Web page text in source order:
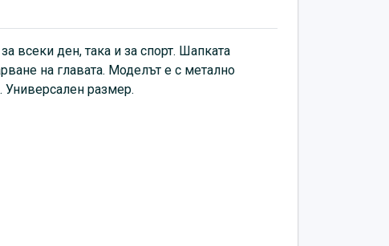
всеки ден, така и за спорт. Шапката
на главата. Моделът е с метално
Универсален размер.